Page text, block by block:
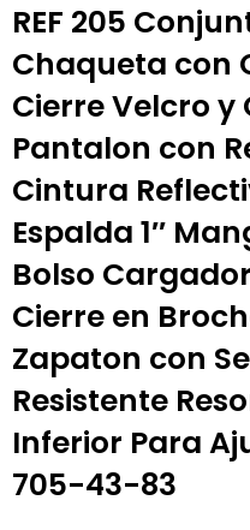
REF 205
Chaqueta con
Cierre Velcro
Pantalon con
Cintura
Espalda 1″
Bolso
Cierre en
Zapaton con
Resistente
Inferior Para
705-43-83